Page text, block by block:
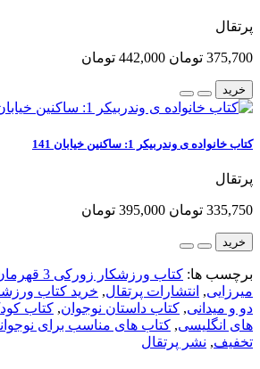
پرتقال
375,700 تومان 442,000 تومان
خرید
کتاب خانواده ی وندربیکر 1: ساکنین خیابان 141
پرتقال
335,750 تومان 395,000 تومان
خرید
برچسب ها: کتاب ورزشکار زورکی 3 قهرمان دو و میدانی
میرزایی, انتشارات پرتقال,
دو و میدانی, کتاب داستان نوجوان, کتاب
های انگلیسی, کتاب های مناسب برای
تخفیف, نشر پرتقال